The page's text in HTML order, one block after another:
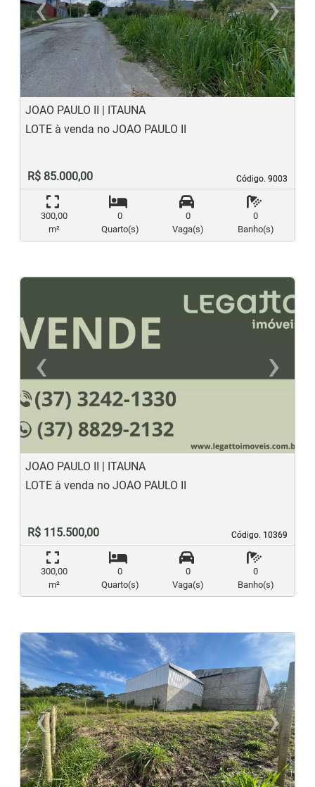
Previous
JOAO PAULO II | ITAUNA
Código. 9003
Código. 9003
LOTE à venda no JOAO PAULO II
R$ 85.000,00
300,00
m²
0
Quarto(s)
0
Vaga(s)
0
Banho(s)
‹
Previous
›
JOAO PAULO II | ITAUNA
Código. 10369
Código. 10369
LOTE à venda no JOAO PAULO II
R$ 115.500,00
300,00
m²
0
Quarto(s)
0
Vaga(s)
0
Banho(s)
‹
Previous
›